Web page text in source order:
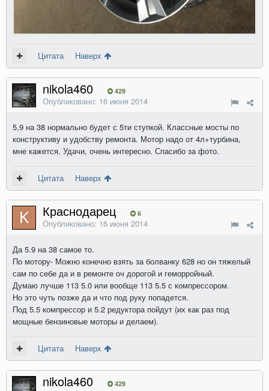
Цитата Наверх
nikola460 429
Опубликовано: 16 июня 2014
5,9 на 38 нормально будет с 5ти ступкой. Классные мосты по
конструктиву и удобству ремонта. Мотор надо от 4л+турбина,
мне кажется. Удачи, очень интересно. Спасибо за фото.
Цитата Наверх
Краснодарец 6
Опубликовано: 16 июня 2014
Да 5.9 на 38 самое то.
По мотору- Можно конечно взять за болванку 628 но он тяжелый
сам по себе да и в ремонте оч дорогой и геморройный.
Думаю лучше 113 5.0 или вообще 113 5.5 с компрессором.
Но это чуть позже да и что под руку попадется.
Под 5.5 компрессор и 5.2 редуктора пойдут (их как раз под
мощные бензиновые моторы и делаем).
Цитата Наверх
nikola460 429